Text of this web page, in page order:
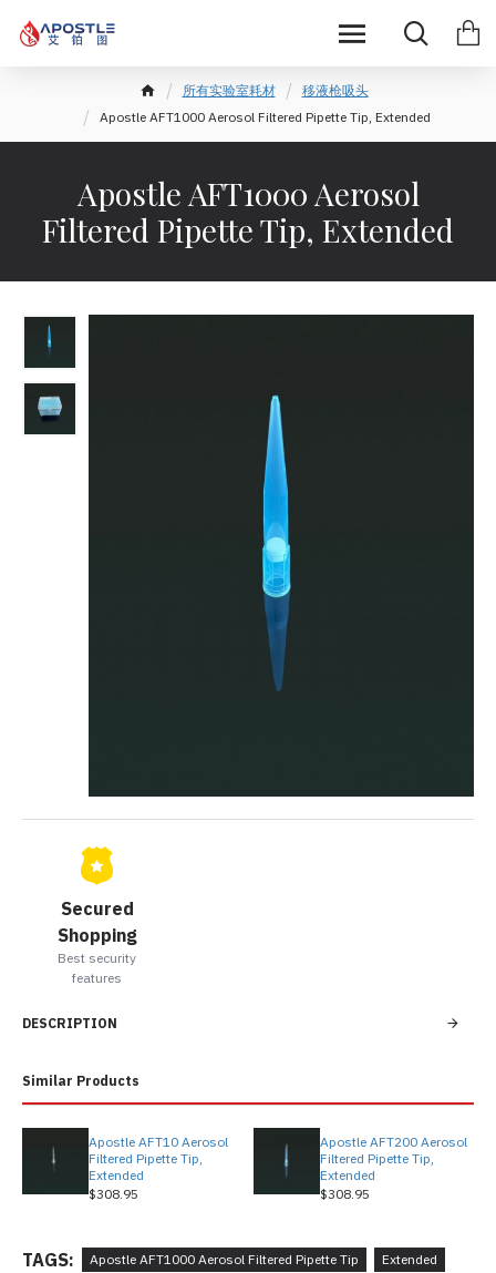
所有实验室耗材
移液枪吸头
Apostle AFT1000 Aerosol Filtered Pipette Tip, Extended
Apostle AFT1000 Aerosol
Filtered Pipette Tip, Extended
Secured
Shopping
Best security
features
DESCRIPTION
Similar Products
Apostle AFT10 Aerosol
Filtered Pipette Tip,
Extended
$308.95
Apostle AFT200 Aerosol
Filtered Pipette Tip,
Extended
$308.95
TAGS: Apostle AFT1000 Aerosol Filtered Pipette Tip Extended